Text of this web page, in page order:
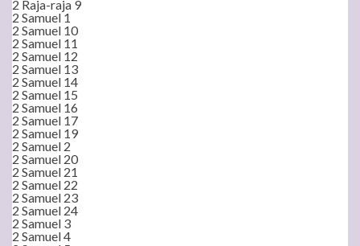
2 Raja-raja 9
2 Samuel 1
2 Samuel 10
2 Samuel 11
2 Samuel 12
2 Samuel 13
2 Samuel 14
2 Samuel 15
2 Samuel 16
2 Samuel 17
2 Samuel 19
2 Samuel 2
2 Samuel 20
2 Samuel 21
2 Samuel 22
2 Samuel 23
2 Samuel 24
2 Samuel 3
2 Samuel 4